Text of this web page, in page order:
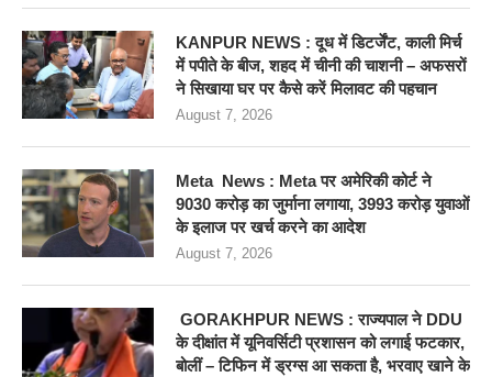
KANPUR NEWS : दूध में डिटर्जेंट, काली मिर्च
में पपीते के बीज, शहद में चीनी की चाशनी – अफसरों
ने सिखाया घर पर कैसे करें मिलावट की पहचान
August 7, 2026
Meta News : Meta पर अमेरिकी कोर्ट ने
9030 करोड़ का जुर्माना लगाया, 3993 करोड़ युवाओं
के इलाज पर खर्च करने का आदेश
August 7, 2026
GORAKHPUR NEWS : राज्यपाल ने DDU
के दीक्षांत में यूनिवर्सिटी प्रशासन को लगाई फटकार,
बोलीं – टिफिन में ड्रग्स आ सकता है, भरवाए खाने के